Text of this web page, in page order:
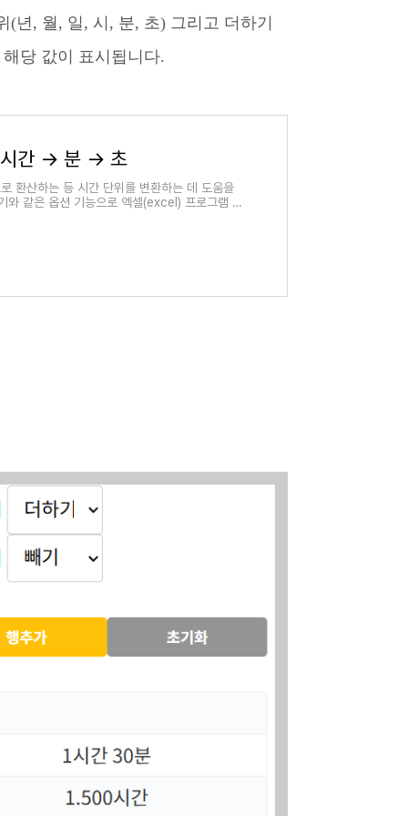
년, 월, 일, 시, 분, 초) 그리고 더하기
당 값이 표시됩니다.
시간 → 분 → 초
환산하는 등 시간 단위를 변환하는 데 도움을
와 같은 옵션 기능으로 엑셀(excel) 프로그램 사